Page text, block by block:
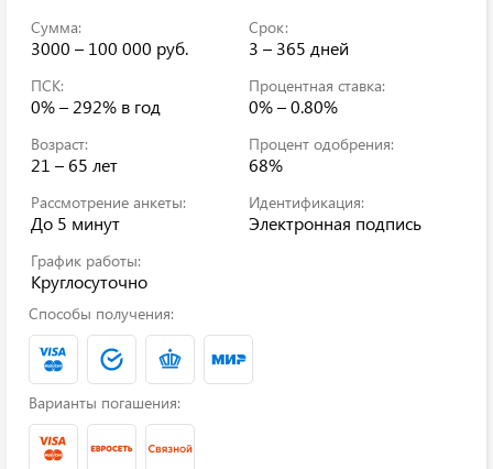
Сумма:
3000 – 100 000 руб.
Срок:
3 – 365 дней
ПСК:
0% – 292% в год
Процентная ставка:
0% – 0.80%
Возраст:
21 – 65 лет
Процент одобрения:
68%
Рассмотрение анкеты:
До 5 минут
Идентификация:
Электронная подпись
График работы:
Круглосуточно
Способы получения:
Варианты погашения: